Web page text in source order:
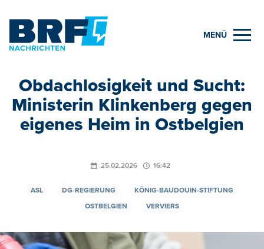
MENÜ
Obdachlosigkeit und Sucht:
Ministerin Klinkenberg gegen
eigenes Heim in Ostbelgien
25.02.2026 16:42
ASL DG-REGIERUNG
KÖNIG-BAUDOUIN-STIFTUNG
OSTBELGIEN
VERVIERS